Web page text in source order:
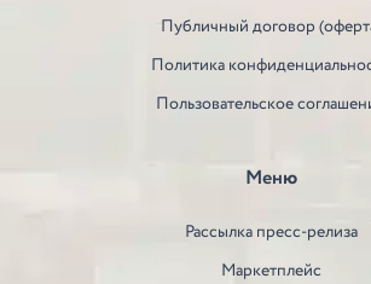
Публичный договор
Политика
Пользовательское
Меню
Рассылка пресс-релиза
Маркетплейс